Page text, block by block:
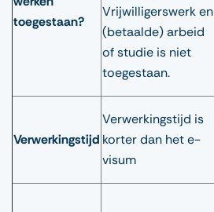
toegestaan?
Vrijwilligerswerk en
(betaalde) arbeid
of studie is niet
toegestaan.
Verwerkingstijd
Verwerkingstijd is
korter dan het e-
visum